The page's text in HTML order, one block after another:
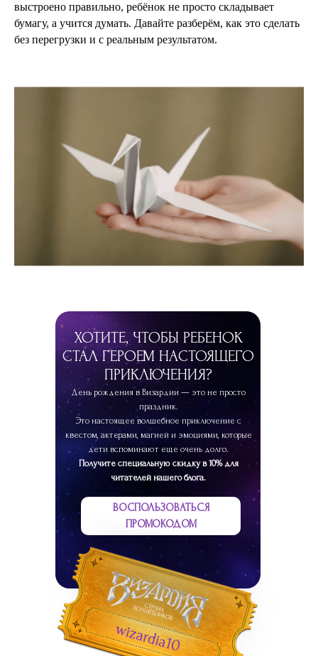
выстроено правильно, ребёнок не просто складывает
бумагу, а учится думать. Давайте разберём, как это сделать
без перегрузки и с реальным результатом.
ХОТИТЕ, ЧТОБЫ РЕБЕНОК
СТАЛ ГЕРОЕМ НАСТОЯЩЕГО
ПРИКЛЮЧЕНИЯ?
ВОСПОЛЬЗОВАТЬСЯ
ПРОМОКОДОМ
День рождения в Визардии — это не просто
праздник.
Это настоящее волшебное приключение с
квестом, актерами, магией и эмоциями, которые
дети вспоминают еще очень долго.
Получите специальную скидку в 10% для
читателей нашего блога.
wizardia10
ПРОМОКОД